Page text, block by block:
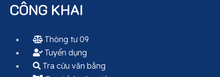
CÔNG KHAI
Thông tư 09
Tuyển dụng
Tra cứu văn bằng